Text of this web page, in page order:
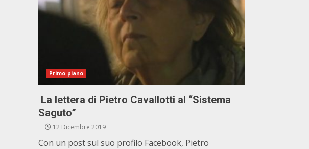
Primo piano
La lettera di Pietro Cavallotti al “Sistema
Saguto”
12 Dicembre 2019
Con un post sul suo profilo Facebook, Pietro